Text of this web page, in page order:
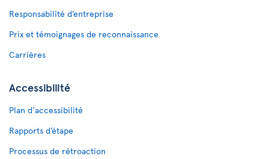
Responsabilité d’entreprise
Prix et témoignages de reconnaissance
Carrières
Accessibilité
Plan d'accessibilité
Rapports d’étape
Processus de rétroaction